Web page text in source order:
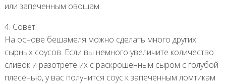
или запеченным овощам.
4. Совет:
На основе бешамеля можно сделать много других
сырных соусов. Если вы немного увеличите количество
сливок и разотрете их с раскрошенным сыром с голубой
плесенью, у вас получится соус к запеченным ломтикам